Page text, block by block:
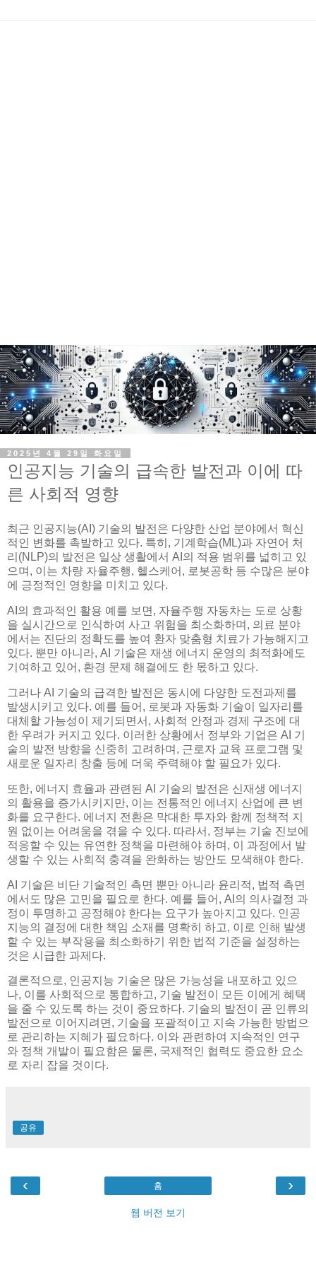
2025년 4월 29일 화요일
인공지능 기술의 급속한 발전과 이에 따
른 사회적 영향
최근 인공지능(AI) 기술의 발전은 다양한 산업 분야에서 혁신
적인 변화를 촉발하고 있다. 특히, 기계학습(ML)과 자연어 처
리(NLP)의 발전은 일상 생활에서 AI의 적용 범위를 넓히고 있
으며, 이는 차량 자율주행, 헬스케어, 로봇공학 등 수많은 분야
에 긍정적인 영향을 미치고 있다.
AI의 효과적인 활용 예를 보면, 자율주행 자동차는 도로 상황
을 실시간으로 인식하여 사고 위험을 최소화하며, 의료 분야
에서는 진단의 정확도를 높여 환자 맞춤형 치료가 가능해지고
있다. 뿐만 아니라, AI 기술은 재생 에너지 운영의 최적화에도
기여하고 있어, 환경 문제 해결에도 한 몫하고 있다.
그러나 AI 기술의 급격한 발전은 동시에 다양한 도전과제를
발생시키고 있다. 예를 들어, 로봇과 자동화 기술이 일자리를
대체할 가능성이 제기되면서, 사회적 안정과 경제 구조에 대
한 우려가 커지고 있다. 이러한 상황에서 정부와 기업은 AI 기
술의 발전 방향을 신중히 고려하며, 근로자 교육 프로그램 및
새로운 일자리 창출 등에 더욱 주력해야 할 필요가 있다.
또한, 에너지 효율과 관련된 AI 기술의 발전은 신재생 에너지
의 활용을 증가시키지만, 이는 전통적인 에너지 산업에 큰 변
화를 요구한다. 에너지 전환은 막대한 투자와 함께 정책적 지
원 없이는 어려움을 겪을 수 있다. 따라서, 정부는 기술 진보에
적응할 수 있는 유연한 정책을 마련해야 하며, 이 과정에서 발
생할 수 있는 사회적 충격을 완화하는 방안도 모색해야 한다.
AI 기술은 비단 기술적인 측면 뿐만 아니라 윤리적, 법적 측면
에서도 많은 고민을 필요로 한다. 예를 들어, AI의 의사결정 과
정이 투명하고 공정해야 한다는 요구가 높아지고 있다. 인공
지능의 결정에 대한 책임 소재를 명확히 하고, 이로 인해 발생
할 수 있는 부작용을 최소화하기 위한 법적 기준을 설정하는
것은 시급한 과제다.
결론적으로, 인공지능 기술은 많은 가능성을 내포하고 있으
나, 이를 사회적으로 통합하고, 기술 발전이 모든 이에게 혜택
을 줄 수 있도록 하는 것이 중요하다. 기술의 발전이 곧 인류의
발전으로 이어지려면, 기술을 포괄적이고 지속 가능한 방법으
로 관리하는 지혜가 필요하다. 이와 관련하여 지속적인 연구
와 정책 개발이 필요함은 물론, 국제적인 협력도 중요한 요소
로 자리 잡을 것이다.
공유
‹ ›
홈
웹 버전 보기